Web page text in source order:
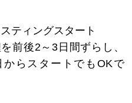
ティングスタート
前後2～3日間ずらし、
らスタートでもOKで